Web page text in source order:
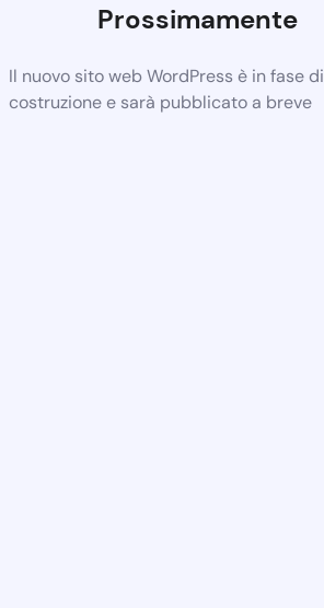
Prossimamente
Il nuovo sito web WordPress è in fase di
costruzione e sarà pubblicato a breve